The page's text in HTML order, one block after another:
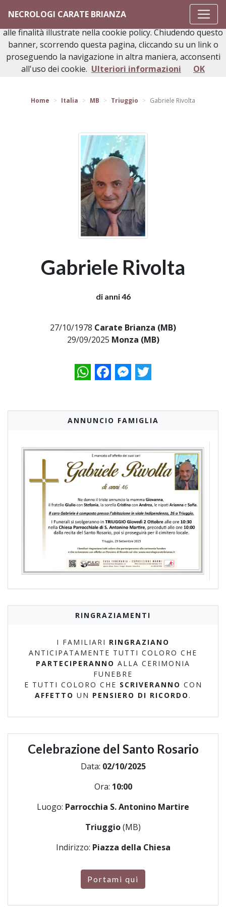
NECROLOGI CARATE BRIANZA
Torna indietro
Home Italia MB Triuggio Gabriele Rivolta
Gabriele Rivolta
di anni 46
27/10/1978 Carate Brianza (MB)
29/09/2025 Monza (MB)
WhatsAppFacebookMessenger
Twitter
ANNUNCIO FAMIGLIA
RINGRAZIAMENTI
I FAMILIARI RINGRAZIANO
ANTICIPATAMENTE TUTTI COLORO CHE
PARTECIPERANNO ALLA CERIMONIA
FUNEBRE
E TUTTI COLORO CHE SCRIVERANNO CON
AFFETTO UN PENSIERO DI RICORDO .
Celebrazione del Santo Rosario
Data: 02/10/2025
Ora: 10:00
Luogo: Parrocchia S. Antonino Martire
Triuggio(MB)
Indirizzo: Piazza della Chiesa
Portami qui
Questo sito o gli strumenti terzi da questo utilizzati si
avvalgono di cookie necessari al funzionamento ed utili
alle finalità illustrate nella cookie policy. Chiudendo questo
banner, scorrendo questa pagina, cliccando su un link o
proseguendo la navigazione in altra maniera, acconsenti
all'uso dei cookie. Ulteriori informazioni OK